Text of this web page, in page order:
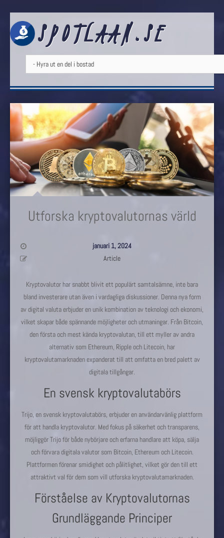
SPOTLAAN.SE
Utforska kryptovalutornas värld
januari 1, 2024
Article
Kryptovalutor har snabbt blivit ett populärt samtalsämne, inte bara
bland investerare utan även i vardagliga diskussioner. Denna nya form
av digital valuta erbjuder en unik kombination av teknologi och ekonomi,
vilket skapar både spännande möjligheter och utmaningar. Från Bitcoin,
den första och mest kända kryptovalutan, till ett myller av andra
alternativ som Ethereum, Ripple och Litecoin, har
kryptovalutamarknaden expanderat till att omfatta en bred palett av
digitala tillgångar.
En svensk kryptovalutabörs
Trijo, en svensk kryptovalutabörs, erbjuder en användarvänlig plattform
för att handla kryptovalutor. Med fokus på säkerhet och transparens,
möjliggör Trijo för både nybörjare och erfarna handlare att köpa, sälja
och förvara digitala valutor som Bitcoin, Ethereum och Litecoin.
Plattformen förenar smidighet och pålitlighet, vilket gör den till ett
attraktivt val för dem som vill utforska kryptovalutamarknaden.
Förståelse av Kryptovalutornas
Grundläggande Principer